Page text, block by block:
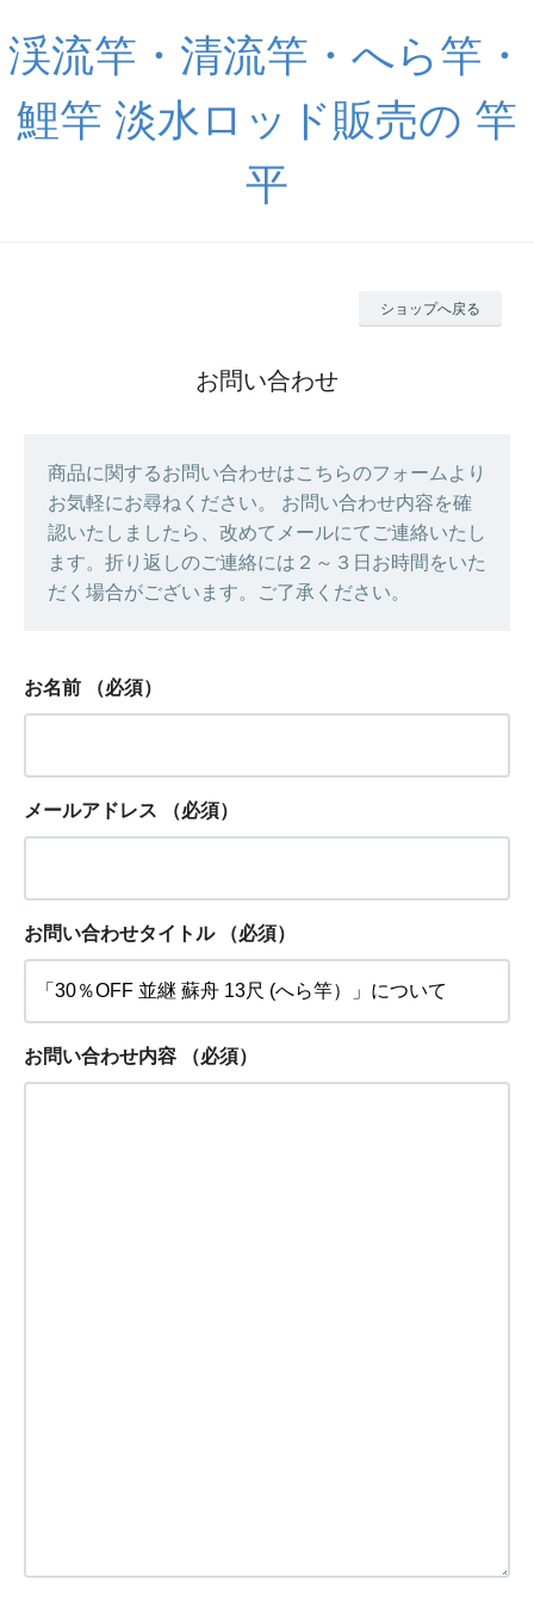
渓流竿・清流竿・へら竿・
鯉竿 淡水ロッド販売の 竿
平
ショップへ戻る
お問い合わせ
商品に関するお問い合わせはこちらのフォームより
お気軽にお尋ねください。 お問い合わせ内容を確
認いたしましたら、改めてメールにてご連絡いたし
ます。折り返しのご連絡には２～３日お時間をいた
だく場合がございます。ご了承ください。
お名前 （必須）
メールアドレス （必須）
お問い合わせタイトル （必須）
お問い合わせ内容 （必須）